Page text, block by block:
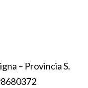
– Provincia S.